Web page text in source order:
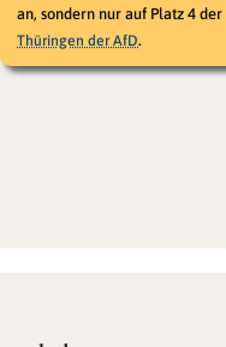
an, sondern nur auf Platz 4 der
Thüringen der AfD.